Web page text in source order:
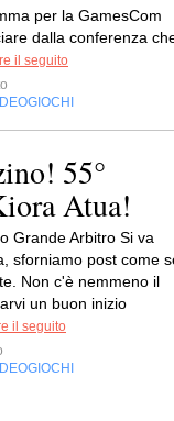
per la GamesCom
dalla conferenza
il seguito
55°
Atua!
Grande Arbitro Si va
sforniamo post come
Non c'è nemmeno il
un buon inizio
il seguito